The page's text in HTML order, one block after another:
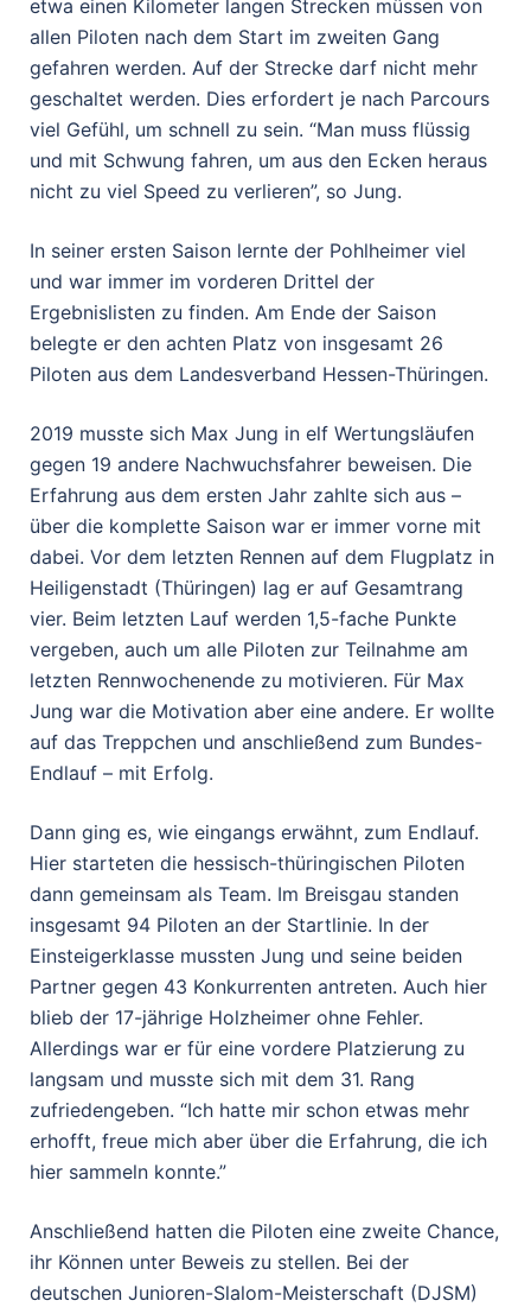
etwa einen Kilometer langen Strecken müssen von
allen Piloten nach dem Start im zweiten Gang
gefahren werden. Auf der Strecke darf nicht mehr
geschaltet werden. Dies erfordert je nach Parcours
viel Gefühl, um schnell zu sein. “Man muss flüssig
und mit Schwung fahren, um aus den Ecken heraus
nicht zu viel Speed zu verlieren”, so Jung.
In seiner ersten Saison lernte der Pohlheimer viel
und war immer im vorderen Drittel der
Ergebnislisten zu finden. Am Ende der Saison
belegte er den achten Platz von insgesamt 26
Piloten aus dem Landesverband Hessen-Thüringen.
2019 musste sich Max Jung in elf Wertungsläufen
gegen 19 andere Nachwuchsfahrer beweisen. Die
Erfahrung aus dem ersten Jahr zahlte sich aus –
über die komplette Saison war er immer vorne mit
dabei. Vor dem letzten Rennen auf dem Flugplatz in
Heiligenstadt (Thüringen) lag er auf Gesamtrang
vier. Beim letzten Lauf werden 1,5-fache Punkte
vergeben, auch um alle Piloten zur Teilnahme am
letzten Rennwochenende zu motivieren. Für Max
Jung war die Motivation aber eine andere. Er wollte
auf das Treppchen und anschließend zum Bundes-
Endlauf – mit Erfolg.
Dann ging es, wie eingangs erwähnt, zum Endlauf.
Hier starteten die hessisch-thüringischen Piloten
dann gemeinsam als Team. Im Breisgau standen
insgesamt 94 Piloten an der Startlinie. In der
Einsteigerklasse mussten Jung und seine beiden
Partner gegen 43 Konkurrenten antreten. Auch hier
blieb der 17-jährige Holzheimer ohne Fehler.
Allerdings war er für eine vordere Platzierung zu
langsam und musste sich mit dem 31. Rang
zufriedengeben. “Ich hatte mir schon etwas mehr
erhofft, freue mich aber über die Erfahrung, die ich
hier sammeln konnte.”
Anschließend hatten die Piloten eine zweite Chance,
ihr Können unter Beweis zu stellen. Bei der
deutschen Junioren-Slalom-Meisterschaft (DJSM)